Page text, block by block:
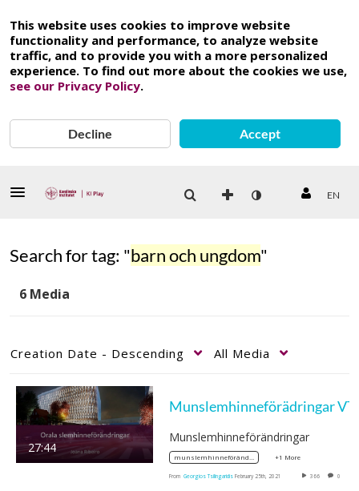
This website uses cookies to improve website
functionality and performance, to analyze website
traffic, and to provide you with a more personalized
experience. To find out more about the cookies we use,
see our Privacy Policy.
Decline Accept
EN
Search for tag: "barn och ungdom"
6 Media
Creation Date - Descending All Media
27:44
Munslemhinneförändringar
munslemhinneförändring +1 More
From Georgios Tsilingaridis February 25th, 2021 366 0